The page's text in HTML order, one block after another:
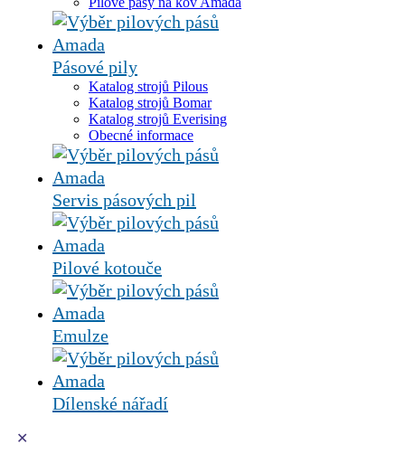
Pásové pily
Katalog strojů Pilous
Katalog strojů Bomar
Katalog strojů Everising
Obecné informace
Servis pásových pil
Pilové kotouče
Emulze
Dílenské nářadí
✕